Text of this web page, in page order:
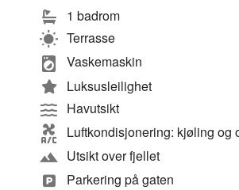
1 badrom
Terrasse
Vaskemaskin
Luksusleilighet
Havutsikt
Luftkondisjonering: kjøling og
Utsikt over fjellet
Parkering på gaten